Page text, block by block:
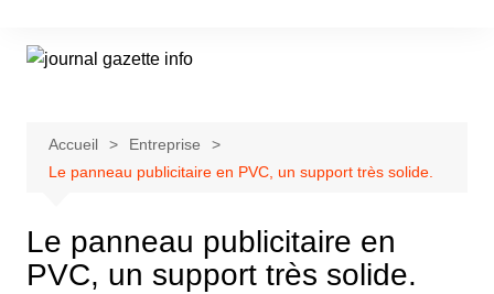
contenu
Accueil
Entreprise
Le panneau publicitaire en PVC, un support très solide.
Le panneau publicitaire en
PVC, un support très solide.